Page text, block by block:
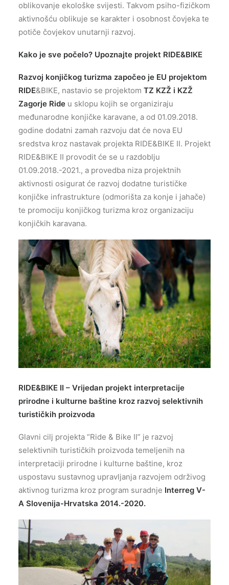
oblikovanje ekološke svijesti. Takvom psiho-fizičkom
aktivnošću oblikuje se karakter i osobnost čovjeka te
potiče čovjekov unutarnji razvoj.
Kako je sve počelo? Upoznajte projekt RIDE&BIKE
Razvoj konjičkog turizma započeo je EU projektom
RIDE&BIKE, nastavio se projektom TZ KZŽ i KZŽ
Zagorje Ride u sklopu kojih se organiziraju
međunarodne konjičke karavane, a od 01.09.2018.
godine dodatni zamah razvoju dat će nova EU
sredstva kroz nastavak projekta RIDE&BIKE II. Projekt
RIDE&BIKE II provodit će se u razdoblju
01.09.2018.-2021., a provedba niza projektnih
aktivnosti osigurat će razvoj dodatne turističke
konjičke infrastrukture (odmorišta za konje i jahače)
te promociju konjičkog turizma kroz organizaciju
konjičkih karavana.
RIDE&BIKE II – Vrijedan projekt interpretacije
prirodne i kulturne baštine kroz razvoj selektivnih
turističkih proizvoda
Glavni cilj projekta “Ride & Bike II” je razvoj
selektivnih turističkih proizvoda temeljenih na
interpretaciji prirodne i kulturne baštine, kroz
uspostavu sustavnog upravljanja razvojem održivog
aktivnog turizma kroz program suradnje Interreg V-
A Slovenija-Hrvatska 2014.-2020.